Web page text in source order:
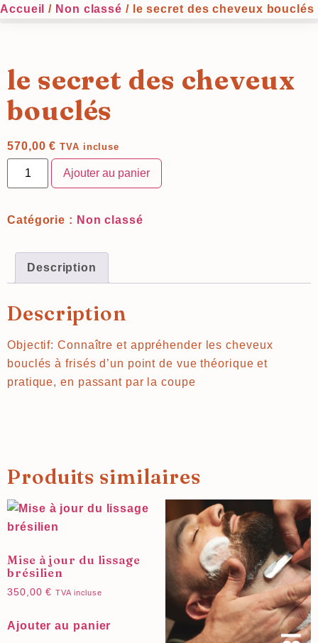
Accueil / Non classé / le secret des cheveux bouclés
le secret des cheveux
bouclés
570,00€ TVA incluse
Ajouter au panier
Catégorie : Non classé
Description
Description
Objectif:Connaître et appréhender les cheveux
bouclés à frisés d’un point de vue théorique et
pratique, en passant par la coupe
Produits similaires
Mise à jour du lissage
brésilien
350,00€ TVA incluse
Ajouter au panier